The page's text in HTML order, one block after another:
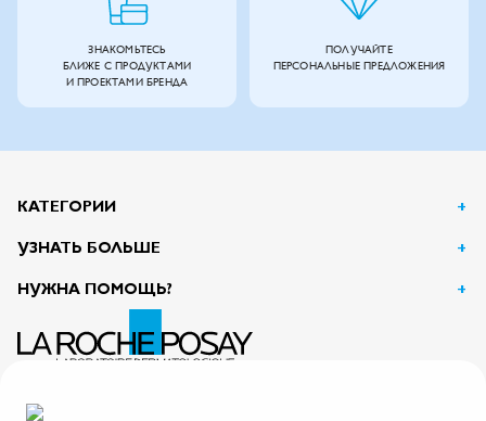
ЗНАКОМЬТЕСЬ
БЛИЖЕ С ПРОДУКТАМИ
И ПРОЕКТАМИ БРЕНДА
ПОЛУЧАЙТЕ
ПЕРСОНАЛЬНЫЕ ПРЕДЛОЖЕНИЯ
КАТЕГОРИИ
УЗНАТЬ БОЛЬШЕ
НУЖНА ПОМОЩЬ?
125047, г. Москва, вн.тер.г. муниципальный округ Тверской, пл. Тверская Застава, дом 4